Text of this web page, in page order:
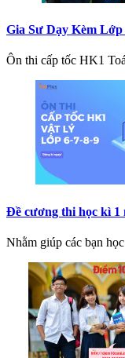
Gia Sư Dạy Kèm Lớp
Ôn thi cấp tốc HK1
Đề cương thi học kì
Nhằm giúp các bạn